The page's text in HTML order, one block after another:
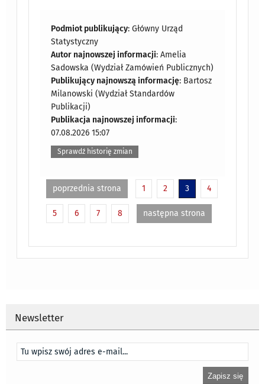
Podmiot publikujący: Główny Urząd
Statystyczny
Autor najnowszej informacji: Amelia
Sadowska (Wydział Zamówień Publicznych)
Publikujący najnowszą informację: Bartosz
Milanowski (Wydział Standardów
Publikacji)
Publikacja najnowszej informacji:
07.08.2026 15:07
Sprawdź historię zmian
poprzednia strona 1 2 3 4
5 6 7 8 następna strona
Newsletter